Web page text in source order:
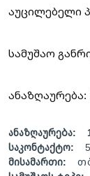
აუცილებელი
სამუშაო
ანაზღაურება:
ანაზღაურება:
საკონტაქტო:
მისამართი: